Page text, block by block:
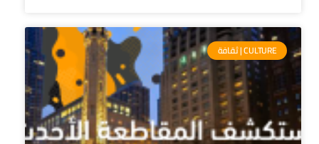
CULTURE | ثقافة